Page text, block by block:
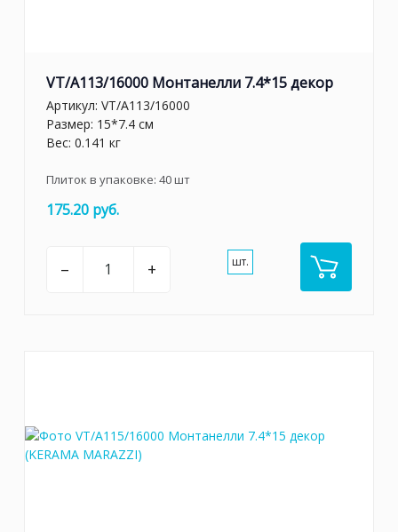
VT/A113/16000 Монтанелли 7.4*15 декор
Артикул: VT/A113/16000
Размер: 15*7.4 см
Вес: 0.141 кг
Плиток в упаковке: 40шт
175.20 руб.
– + шт.